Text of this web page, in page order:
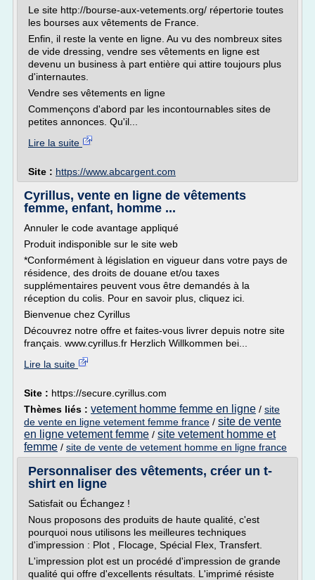
Le site http://bourse-aux-vetements.org/ répertorie toutes
les bourses aux vêtements de France.
Enfin, il reste la vente en ligne. Au vu des nombreux sites
de vide dressing, vendre ses vêtements en ligne est
devenu un business à part entière qui attire toujours plus
d'internautes.
Vendre ses vêtements en ligne
Commençons d'abord par les incontournables sites de
petites annonces. Qu'il...
Lire la suite
Site : https://www.abcargent.com
Cyrillus, vente en ligne de vêtements
femme, enfant, homme ...
Annuler le code avantage appliqué
Produit indisponible sur le site web
*Conformément à législation en vigueur dans votre pays de
résidence, des droits de douane et/ou taxes
supplémentaires peuvent vous être demandés à la
réception du colis. Pour en savoir plus, cliquez ici.
Bienvenue chez Cyrillus
Découvrez notre offre et faites-vous livrer depuis notre site
français. www.cyrillus.fr Herzlich Willkommen bei...
Lire la suite
Site : https://secure.cyrillus.com
Thèmes liés : vetement homme femme en ligne / site
de vente en ligne vetement femme france / site de vente
en ligne vetement femme / site vetement homme et
femme / site de vente de vetement homme en ligne france
Personnaliser des vêtements, créer un t-
shirt en ligne
Satisfait ou Échangez !
Nous proposons des produits de haute qualité, c'est
pourquoi nous utilisons les meilleures techniques
d'impression : Plot , Flocage, Spécial Flex, Transfert.
L'impression plot est un procédé d'impression de grande
qualité qui offre d'excellents résultats. L'imprimé résiste